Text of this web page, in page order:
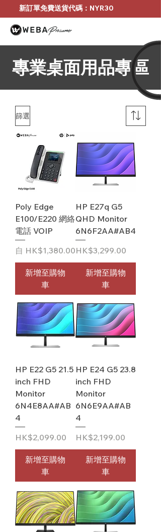
新訂單免費送貨代碼：NYR30
專業桌面用品專區
篩選
Poly Edge
E100/E220 網絡
電話 VOIP
自 HK$1,380.00
促銷價格
新增至購物
車
HP E27q G5
QHD Monitor
6N6F2AA#AB4
價格
HK$3,299.00
新增至購物
車
HP E22 G5 21.5
inch FHD
Monitor
6N4E8AA#AB
4
價格
HK$2,099.00
新增至購物
車
HP E24 G5 23.8
inch FHD
Monitor
6N6E9AA#AB
4
價格
HK$2,199.00
新增至購物
車